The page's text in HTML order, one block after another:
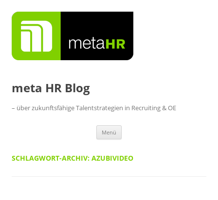
Inhalt
springen
meta HR Blog
– über zukunftsfähige Talentstrategien in Recruiting & OE
Menü
SCHLAGWORT-ARCHIV: AZUBIVIDEO